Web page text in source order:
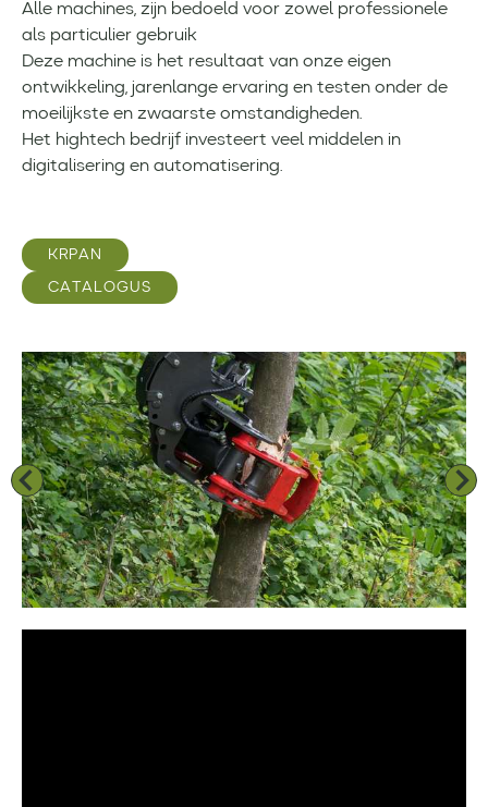
Alle machines, zijn bedoeld voor zowel professionele
als particulier gebruik
Deze machine is het resultaat van onze eigen
ontwikkeling, jarenlange ervaring en testen onder de
moeilijkste en zwaarste omstandigheden.
Het hightech bedrijf investeert veel middelen in
digitalisering en automatisering.
KRPAN
CATALOGUS